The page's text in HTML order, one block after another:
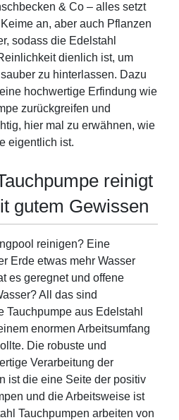
& Co – alles setzt
an, aber auch Pflanzen
sodass die Edelstahl
dienlich ist, um
zu hinterlassen. Dazu
hochwertige Erfindung wie
zurückgreifen und
hier mal zu erwähnen, wie
eigentlich ist.
reinigt
gutem Gewissen
reinigen? Eine
Erde etwas mehr Wasser
es geregnet und offene
All das sind
Tauchpumpe aus Edelstahl
enormen Arbeitsumfang
Die robuste und
Verarbeitung der
ist die eine Seite der positiv
und die Arbeitsweise ist
Tauchpumpen arbeiten von